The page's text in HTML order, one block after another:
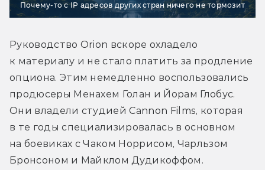
Почему-то с IP адресов других стран ничего не тормозит
Руководство Orion вскоре охладело
к материалу и не стало платить за продление
опциона. Этим немедленно воспользовались
продюсеры Менахем Голан и Йорам Глобус.
Они владели студией Cannon Films, которая
в те годы специализировалась в основном
на боевиках с Чаком Норрисом, Чарльзом
Бронсоном и Майклом Дудикоффом.